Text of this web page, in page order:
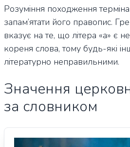
Розуміння походження
запам’ятати його правопис.
вказує на те, що літера «а» є
кореня слова, тому будь-які
літературно неправильними.
Значення
за словником